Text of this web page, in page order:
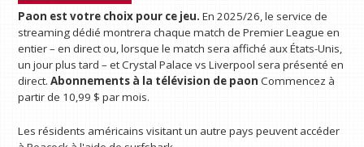
Paon est votre choix pour ce jeu.En 2025/26, le service de
streaming dédié montrera chaque match de Premier League en
entier – en direct ou, lorsque le match sera affiché aux États-Unis,
un jour plus tard – et Crystal Palace vs Liverpool sera présenté en
direct.Abonnements à la télévision de paon Commencez à
partir de 10,99 $ par mois.
Les résidents américains visitant un autre pays peuvent accéder